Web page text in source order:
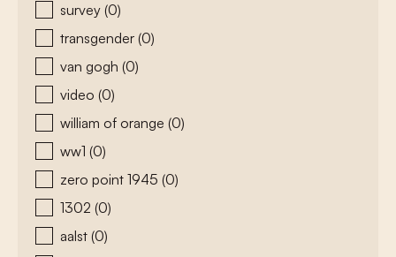
survey (0)
transgender (0)
van gogh (0)
video (0)
william of orange (0)
ww1 (0)
zero point 1945 (0)
1302 (0)
aalst (0)